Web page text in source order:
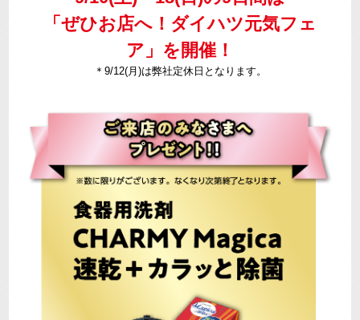
「ぜひお店へ！ダイハツ元気フェ
ア」を開催！
＊9/12(月)は弊社定休日となります。